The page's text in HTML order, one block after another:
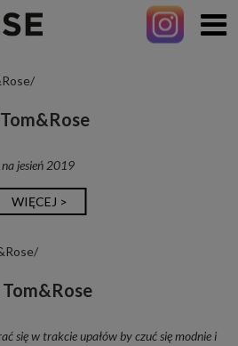
jesień 2019
WIĘCEJ >
się w trakcie upałów by czuć się modnie i